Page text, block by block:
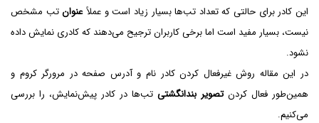
این کادر برای حالتی که تعداد تب‌ها بسیار زیاد است و عملاًعنوانتب مشخص
نیست، بسیار مفید است اما برخی کاربران ترجیح می‌دهند که کادری نمایش داده
نشود.
در این مقاله روش غیرفعال کردن کادر نام و آدرس صفحه در مرورگر کروم و
همین‌طور فعال کردنتصویر بندانگشتی تب‌ها در کادر پیش‌نمایش، را بررسی
می‌کنیم.